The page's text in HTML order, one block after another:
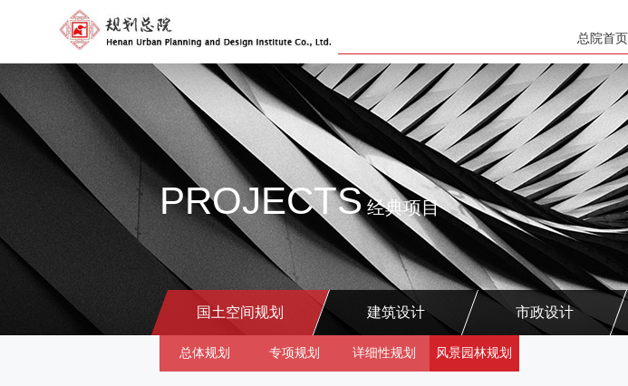
总院首页
PROJECTS 经典项目
国土空间规划 建筑设计 市政设计
总体规划 专项规划 详细性规划 风景园林规划